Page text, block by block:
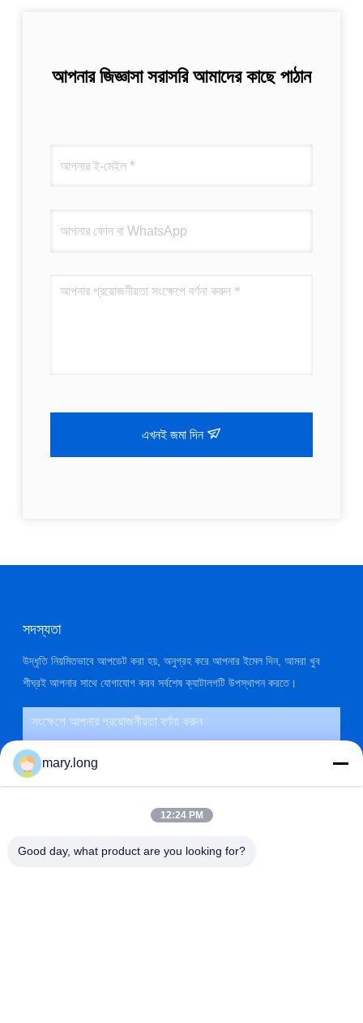
আপনার জিজ্ঞাসা সরাসরি আমাদের কাছে পাঠান
এখনই জমা দিন
সদস্যতা
উদ্ধৃতি নিয়মিতভাবে আপডেট করা হয়, অনুগ্রহ করে আপনার ইমেল দিন, আমরা খুব
শীঘ্রই আপনার সাথে যোগাযোগ করব সর্বশেষ ক্যাটালগটি উপস্থাপন করতে।
mary.long
12:24 PM
Good day, what product are you looking for?